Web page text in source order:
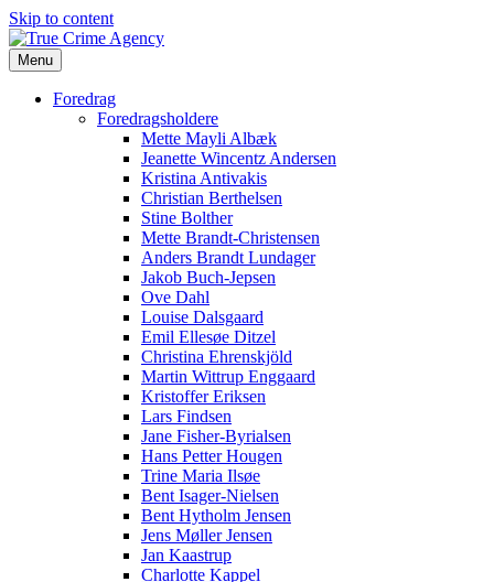
Skip to content
Menu
Foredrag
Foredragsholdere
Mette Mayli Albæk
Jeanette Wincentz Andersen
Kristina Antivakis
Christian Berthelsen
Stine Bolther
Mette Brandt-Christensen
Anders Brandt Lundager
Jakob Buch-Jepsen
Ove Dahl
Louise Dalsgaard
Emil Ellesøe Ditzel
Christina Ehrenskjöld
Martin Wittrup Enggaard
Kristoffer Eriksen
Lars Findsen
Jane Fisher-Byrialsen
Hans Petter Hougen
Trine Maria Ilsøe
Bent Isager-Nielsen
Bent Hytholm Jensen
Jens Møller Jensen
Jan Kaastrup
Charlotte Kappel